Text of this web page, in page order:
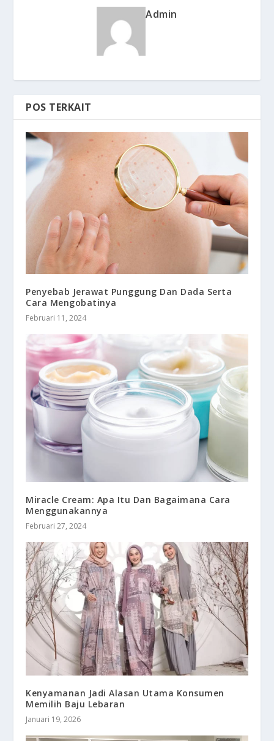
Admin
POS TERKAIT
Penyebab Jerawat Punggung Dan Dada Serta
Cara Mengobatinya
Februari 11, 2024
Miracle Cream: Apa Itu Dan Bagaimana Cara
Menggunakannya
Februari 27, 2024
Kenyamanan Jadi Alasan Utama Konsumen
Memilih Baju Lebaran
Januari 19, 2026